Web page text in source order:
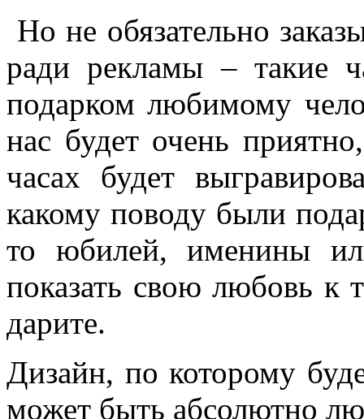
Но не обязательно
ради рекламы – такие
подарком любимому
нас будет очень
часах будет
какому поводу были
то юбилей, именины
показать свою любовь к
дарите.
Дизайн, по которому
может быть абсолютно